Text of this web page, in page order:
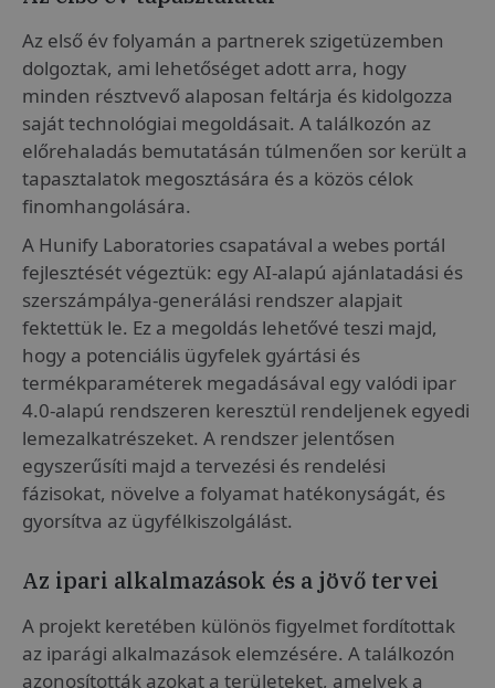
Az első év folyamán a partnerek szigetüzemben
dolgoztak, ami lehetőséget adott arra, hogy
minden résztvevő alaposan feltárja és kidolgozza
saját technológiai megoldásait. A találkozón az
előrehaladás bemutatásán túlmenően sor került a
tapasztalatok megosztására és a közös célok
finomhangolására.
A Hunify Laboratories csapatával a webes portál
fejlesztését végeztük: egy AI-alapú ajánlatadási és
szerszámpálya-generálási rendszer alapjait
fektettük le. Ez a megoldás lehetővé teszi majd,
hogy a potenciális ügyfelek gyártási és
termékparaméterek megadásával egy valódi ipar
4.0-alapú rendszeren keresztül rendeljenek egyedi
lemezalkatrészeket. A rendszer jelentősen
egyszerűsíti majd a tervezési és rendelési
fázisokat, növelve a folyamat hatékonyságát, és
gyorsítva az ügyfélkiszolgálást.
Az ipari alkalmazások és a jövő tervei
A projekt keretében különös figyelmet fordítottak
az iparági alkalmazások elemzésére. A találkozón
azonosították azokat a területeket, amelyek a